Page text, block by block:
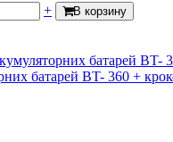
+ В корзину
батарей BT- 360 +